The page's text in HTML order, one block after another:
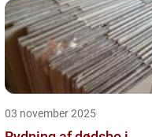
03 november 2025